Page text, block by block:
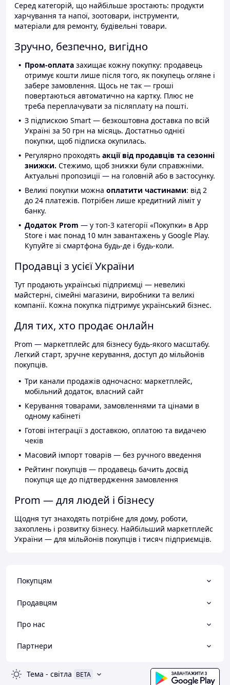
Серед категорій, що найбільше зростають: продукти
харчування та напої, зоотовари, інструменти,
матеріали для ремонту, будівельні товари.
Зручно, безпечно, вигідно
Пром-оплата захищає кожну покупку: продавець
отримує кошти лише після того, як покупець огляне і
забере замовлення. Щось не так — гроші
повертаються автоматично на картку. Плюс не
треба переплачувати за післяплату на пошті.
З підпискою Smart — безкоштовна доставка по всій
Україні за 50 грн на місяць. Достатньо однієї
покупки, щоб підписка окупилась.
Регулярно проходять акції від продавців та сезонні
знижки. Стежимо, щоб знижки були справжніми.
Актуальні пропозиції — на головній або в застосунку.
Великі покупки можна оплатити частинами: від 2
до 24 платежів. Потрібен лише кредитний ліміт у
банку.
Додаток Prom — у топ-3 категорії «Покупки» в App
Store і має понад 10 млн завантажень у Google Play.
Купуйте зі смартфона будь-де і будь-коли.
Продавці з усієї України
Тут продають українські підприємці — невеликі
майстерні, сімейні магазини, виробники та великі
компанії. Кожна покупка підтримує український бізнес.
Для тих, хто продає онлайн
Prom — маркетплейс для бізнесу будь-якого масштабу.
Легкий старт, зручне керування, доступ до мільйонів
покупців.
Три канали продажів одночасно: маркетплейс,
мобільний додаток, власний сайт
Керування товарами, замовленнями та цінами в
одному кабінеті
Готові інтеграції з доставкою, оплатою та видачею
чеків
Масовий імпорт товарів — без ручного введення
Рейтинг покупців — продавець бачить досвід
покупця ще до підтвердження замовлення
Prom — для людей і бізнесу
Щодня тут знаходять потрібне для дому, роботи,
захоплень і розвитку бізнесу. Найбільший маркетплейс
України — для мільйонів покупців і тисяч підприємців.
Покупцям
Продавцям
Про нас
Партнери
Тема - світла BETA